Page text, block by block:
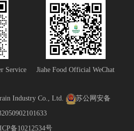
Service Jiahe Food Official WeChat
Industry Co., Ltd.
苏公网安备
备10212534号